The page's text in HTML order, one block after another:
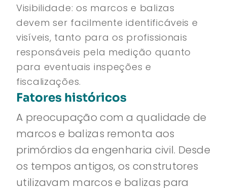
Visibilidade: os marcos e balizas
devem ser facilmente identificáveis e
visíveis, tanto para os profissionais
responsáveis pela medição quanto
para eventuais inspeções e
fiscalizações.
Fatores históricos
A preocupação com a qualidade de
marcos e balizas remonta aos
primórdios da engenharia civil. Desde
os tempos antigos, os construtores
utilizavam marcos e balizas para